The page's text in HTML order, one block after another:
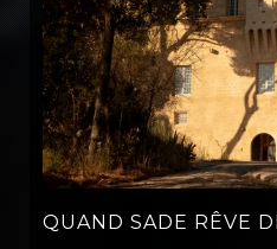
QUAND SADE RÊVE